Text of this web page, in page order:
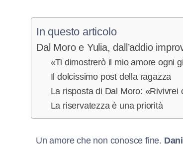
In questo articolo
Dal Moro e Yulia, dall’addio
«Ti dimostrerò il mio amore ogni
Il dolcissimo post della ragazza
La risposta di Dal Moro: «Rivivrei
La riservatezza è una priorità
Un amore che non conosce fine.